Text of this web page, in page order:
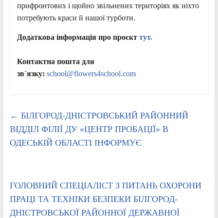
прифронтових і щойно звільнених територіях як ніхто
потребують краси й нашої турботи.
Додаткова інформаціяпро проєкт тут.
Контактна пошта для
зв`язку: school@flowers4school.com
← БІЛГОРОД-ДНІСТРОВСЬКИЙ РАЙОННИЙ
ВІДДІЛ ФІЛІЇ ДУ «ЦЕНТР ПРОБАЦІЇ» В
ОДЕСЬКІЙ ОБЛАСТІ ІНФОРМУЄ
ГОЛОВНИЙ СПЕЦІАЛІСТ З ПИТАНЬ ОХОРОНИ
ПРАЦІ ТА ТЕХНІКИ БЕЗПЕКИ БІЛГОРОД-
ДНІСТРОВСЬКОЇ РАЙОННОЇ ДЕРЖАВНОЇ